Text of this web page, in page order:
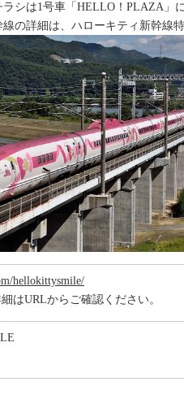
ラシは1号車「HELLO！PLAZA」に
線の詳細は、ハローキティ新幹線
hellokittysmile/
はURLからご確認ください。